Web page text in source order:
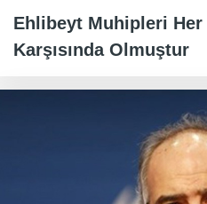
Ehlibeyt Muhipleri
Karşısında Olmuştur